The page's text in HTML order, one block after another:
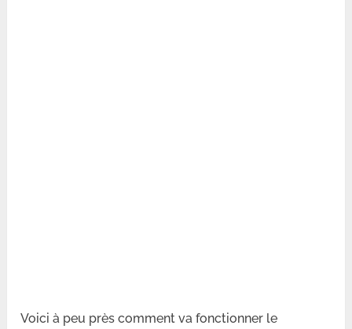
Voici à peu près comment va fonctionner le